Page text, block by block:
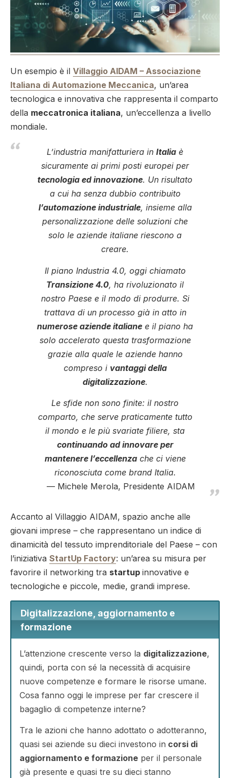
Un esempio è il Villaggio AIDAM – Associazione
Italiana di Automazione Meccanica, un’area
tecnologica e innovativa che rappresenta il comparto
della meccatronica italiana, un’eccellenza a livello
mondiale.
L’industria manifatturiera in Italia è
sicuramente ai primi posti europei per
tecnologia ed innovazione. Un risultato
a cui ha senza dubbio contribuito
l’automazione industriale, insieme alla
personalizzazione delle soluzioni che
solo le aziende italiane riescono a
creare.
Il piano Industria 4.0, oggi chiamato
Transizione 4.0, ha rivoluzionato il
nostro Paese e il modo di produrre. Si
trattava di un processo già in atto in
numerose aziende italiane e il piano ha
solo accelerato questa trasformazione
grazie alla quale le aziende hanno
compreso i vantaggi della
digitalizzazione.
Le sfide non sono finite: il nostro
comparto, che serve praticamente tutto
il mondo e le più svariate filiere, sta
continuando ad innovare per
mantenere l’eccellenzache ci viene
riconosciuta come brand Italia.
Michele Merola, Presidente AIDAM
Accanto al Villaggio AIDAM, spazio anche alle
giovani imprese – che rappresentano un indice di
dinamicità del tessuto imprenditoriale del Paese – con
l’iniziativa StartUp Factory: un’area su misura per
favorire il networking tra startup innovative e
tecnologiche e piccole, medie, grandi imprese.
Digitalizzazione, aggiornamento e
formazione
L’attenzione crescente verso la digitalizzazione,
quindi, porta con sé la necessità di acquisire
nuove competenze e formare le risorse umane.
Cosa fanno oggi le imprese per far crescere il
bagaglio di competenze interne?
Tra le azioni che hanno adottato o adotteranno,
quasi sei aziende su dieci investono in corsi di
aggiornamento e formazione per il personale
già presente e quasi tre su dieci stanno